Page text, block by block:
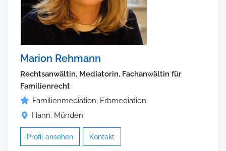
Marion Rehmann
Rechtsanwältin, Mediatorin, Fachanwältin für
Familienrecht
Familienmediation, Erbmediation
Hann. Münden
Profil ansehen Kontakt